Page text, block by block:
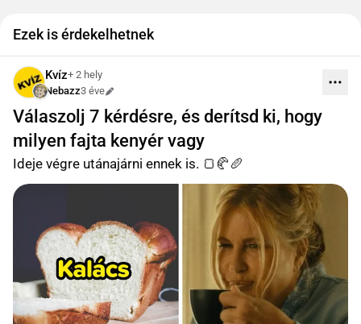
Ezek is érdekelhetnek
Kvíz+ 2 hely
Nebazz3 éve
Szerkesztve
Válaszolj 7 kérdésre, és derítsd ki, hogy
milyen fajta kenyér vagy
Ideje végre utánajárni ennek is. 🍞🥐🥖